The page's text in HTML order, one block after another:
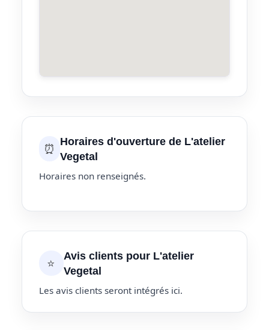
⏰ Horaires d'ouverture de L'atelier
Vegetal
Horaires non renseignés.
⭐
Avis clients pour L'atelier
Vegetal
Les avis clients seront intégrés ici.